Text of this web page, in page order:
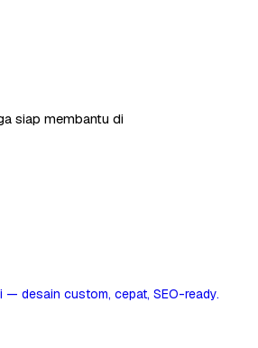
siap membantu di
desain custom, cepat, SEO-ready.